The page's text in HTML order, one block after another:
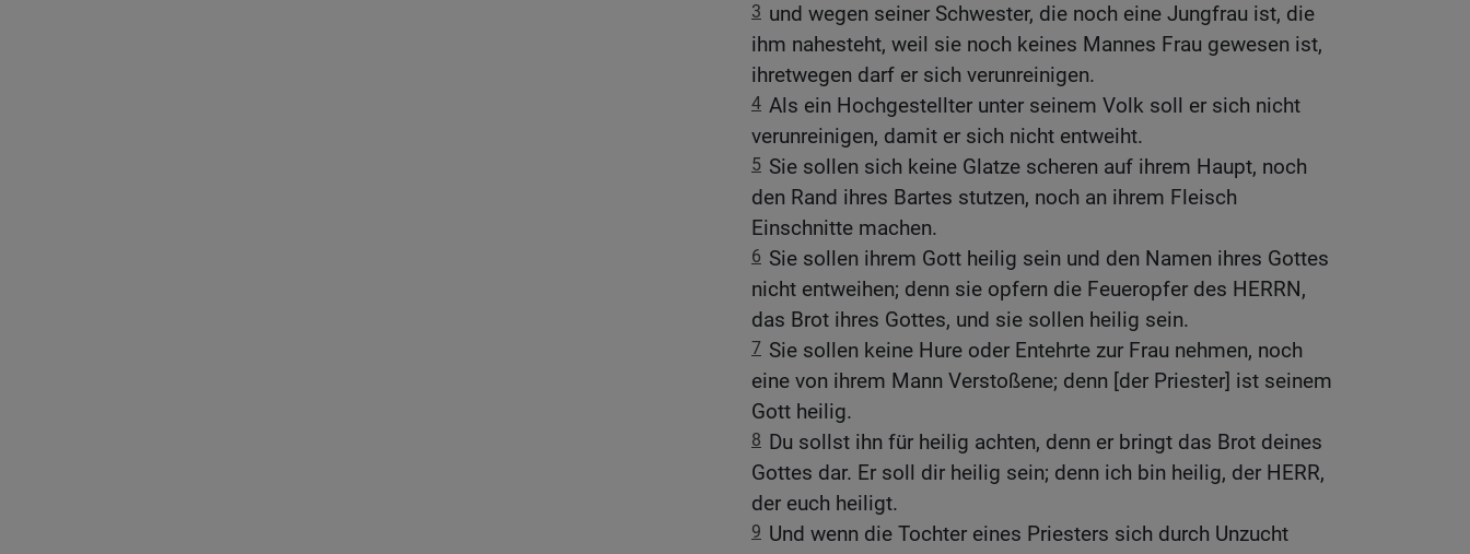
3 und wegen seiner Schwester, die noch eine Jungfrau ist, die
ihm nahesteht, weil sie noch keines Mannes Frau gewesen ist,
ihretwegen darf er sich verunreinigen.
4 Als ein Hochgestellter unter seinem Volk soll er sich nicht
verunreinigen, damit er sich nicht entweiht.
5 Sie sollen sich keine Glatze scheren auf ihrem Haupt, noch
den Rand ihres Bartes stutzen, noch an ihrem Fleisch
Einschnitte machen.
6 Sie sollen ihrem Gott heilig sein und den Namen ihres Gottes
nicht entweihen; denn sie opfern die Feueropfer des HERRN,
das Brot ihres Gottes, und sie sollen heilig sein.
7 Sie sollen keine Hure oder Entehrte zur Frau nehmen, noch
eine von ihrem Mann Verstoßene; denn [der Priester] ist seinem
Gott heilig.
8 Du sollst ihn für heilig achten, denn er bringt das Brot deines
Gottes dar. Er soll dir heilig sein; denn ich bin heilig, der HERR,
der euch heiligt.
9 Und wenn die Tochter eines Priesters sich durch Unzucht